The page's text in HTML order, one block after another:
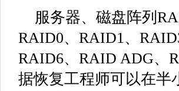
服务器、磁盘阵列
RAID0、RAID1、
RAID6、RAID ADG、
据恢复工程师可以在半